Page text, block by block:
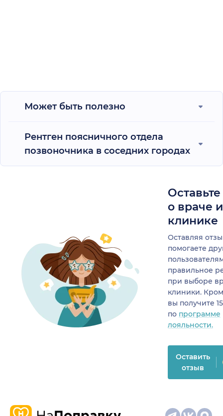
Может быть полезно
Рентген поясничного отдела
позвоночника в соседних городах
о враче
клинике
Оставляя
помогаете
правильное
при выборе
клиники.
вы получите
по программе
лояльности.
Оставить
отзыв